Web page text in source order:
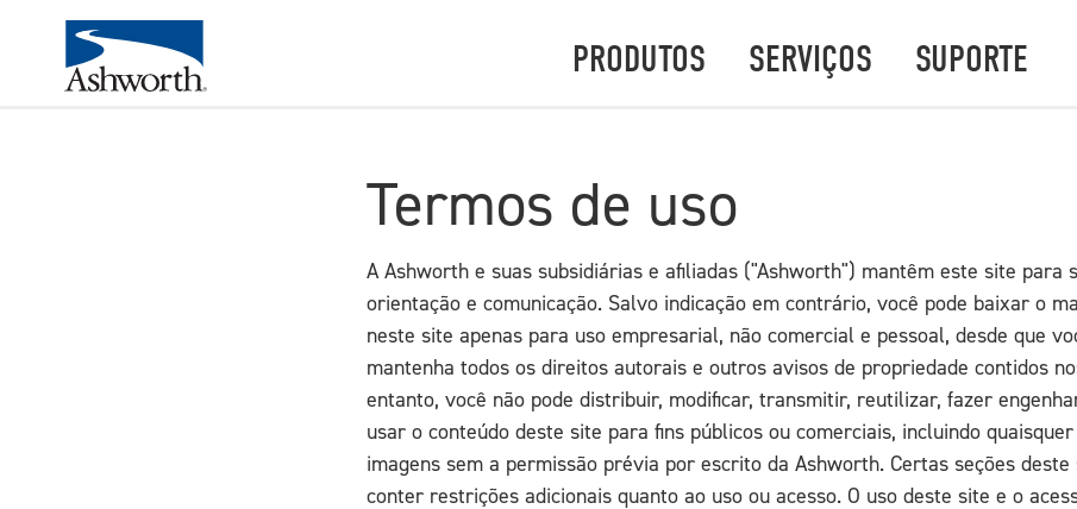
PRODUTOS SERVIÇOS SUPORTE
Termos de uso
A Ashworth e suas subsidiárias e afiliadas ("Ashworth") mantêm este site para
orientação e comunicação. Salvo indicação em contrário, você pode baixar o
neste site apenas para uso empresarial, não comercial e pessoal, desde que
mantenha todos os direitos autorais e outros avisos de propriedade contidos
entanto, você não pode distribuir, modificar, transmitir, reutilizar, fazer
usar o conteúdo deste site para fins públicos ou comerciais, incluindo
imagens sem a permissão prévia por escrito da Ashworth. Certas seções deste
conter restrições adicionais quanto ao uso ou acesso. O uso deste site e o